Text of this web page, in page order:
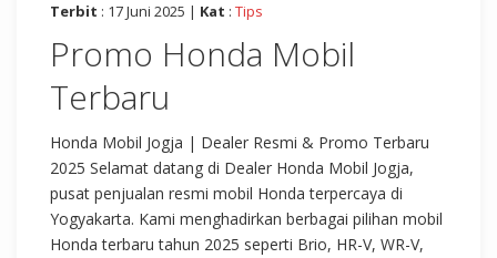
Terbit : 17 Juni 2025 | Kat : Tips
Promo Honda Mobil
Terbaru
Honda Mobil Jogja | Dealer Resmi & Promo Terbaru
2025 Selamat datang di Dealer Honda Mobil Jogja,
pusat penjualan resmi mobil Honda terpercaya di
Yogyakarta. Kami menghadirkan berbagai pilihan mobil
Honda terbaru tahun 2025 seperti Brio, HR-V, WR-V,